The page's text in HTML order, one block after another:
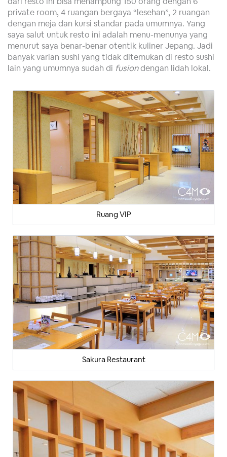
private room, 4 ruangan bergaya “lesehan”, 2 ruangan
dengan meja dan kursi standar pada umumnya. Yang
saya salut untuk resto ini adalah menu-menunya yang
menurut saya benar-benar otentik kuliner Jepang. Jadi
banyak varian sushi yang tidak ditemukan di resto sushi
lain yang umumnya sudah di fusiondengan lidah lokal.
Ruang VIP
Sakura Restaurant